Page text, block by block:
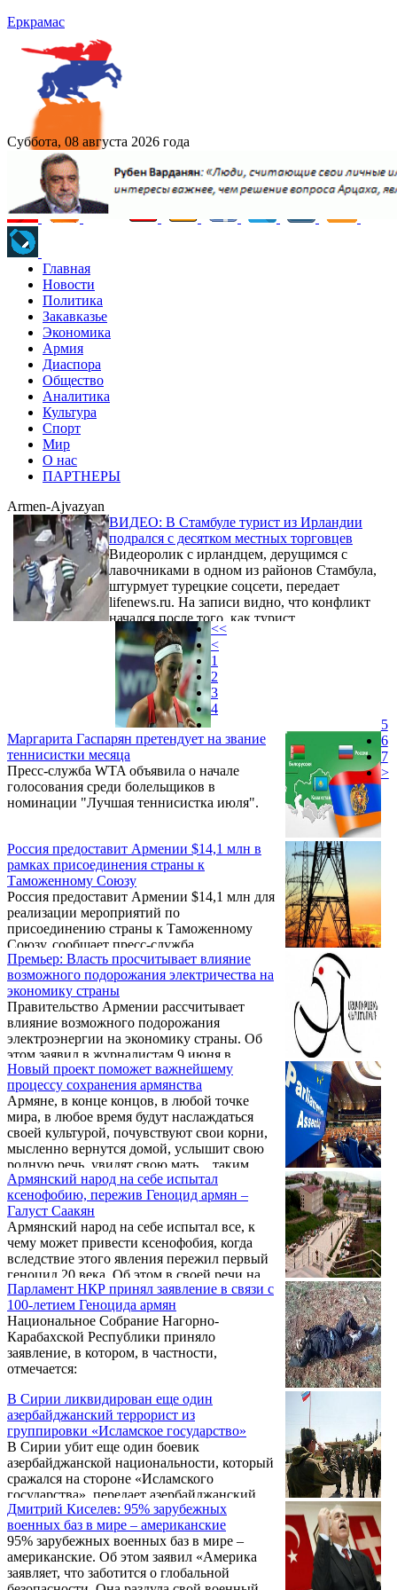
Еркрамас
Суббота, 08 августа 2026 года
Главная
Новости
Политика
Закавказье
Экономика
Армия
Диаспора
Общество
Аналитика
Культура
Спорт
Мир
О нас
ПАРТНЕРЫ
Armen-Ajvazyan
ВИДЕО: В Стамбуле турист из Ирландии
подрался с десятком местных торговцев
Видеоролик с ирландцем, дерущимся с
лавочниками в одном из районов Стамбула,
штурмует турецкие соцсети, передает
lifenews.ru. На записи видно, что конфликт
начался после того, как турист,
предположительно из Ирландии, случайно
задел в одном из местных магазинов
холодильник, из которого на пол
вывалились бутылки с водой. Это вызвало
недовольство торговцев, и конфликт
быстро перерос в уличную потасовку:
безоружного туриста начали бить палками,
стульями и другими предметами. Однако
мужчина не растерялся ...
Маргарита Гаспарян претендует на звание
теннисистки месяца
Пресс-служба WTA объявила о начале
голосования среди болельщиков в
номинации "Лучшая теннисистка июля".
Россия предоставит Армении $14,1 млн в
рамках присоединения страны к
Таможенному Союзу
Россия предоставит Армении $14,1 млн для
реализации мероприятий по
присоединению страны к Таможенному
Союзу, сообщает пресс-служба
Министерства финансов Армении.
Премьер: Власть просчитывает влияние
возможного подорожания электричества на
экономику страны
Правительство Армении рассчитывает
влияние возможного подорожания
электроэнергии на экономику страны. Об
этом заявил в журналистам 9 июня в
парламенте премьер-министр Овик
Абрамян.
Новый проект поможет важнейшему
процессу сохранения армянства
Армяне, в конце концов, в любой точке
мира, в любое время будут наслаждаться
своей культурой, почувствуют свои корни,
мысленно вернутся домой, услышит свою
родную речь, увидят свою мать…таким
образом, будет создана маленькая Армения,
за пределами Армении.
Армянский народ на себе испытал
ксенофобию, пережив Геноцид армян –
Галуст Саакян
Армянский народ на себе испытал все, к
чему может привести ксенофобия, когда
вследствие этого явления пережил первый
геноцид 20 века. Об этом в своей речи на
заседании Комиссии Парламентской
ассамблеи Совета Европы по правовым
вопросам и правам человека заявил
председатель Национального Собрания
Армении Галуст Саакян. «К сожалению, в
21-ом веке это явление давно в повестке
итоге перерастает в конфликты», - заявил
спикер парламента Армении.
Парламент НКР принял заявление в связи с
100-летием Геноцида армян
Национальное Собрание Нагорно-
Карабахской Республики приняло
заявление, в котором, в частности,
отмечается:
В Сирии ликвидирован еще один
азербайджанский террорист из
группировки «Исламское государство»
В Сирии убит еще один боевик
азербайджанской национальности, который
сражался на стороне «Исламского
государства», передает азербайджанский
портал «Хаккин.аз». Сообщается, что
ликвидированный террорист - 42-летний
Абдул Вахиде, уроженец Тертерского
района Азербайджана. Как отмечает портал,
в прокуратуре и управлении полиции
Дмитрий Киселев: 95% зарубежных
военных баз в мире – американские
95% зарубежных военных баз в мире –
американские. Об этом заявил «Америка
заявляет, что заботится о глобальной
<<
<
1
2
3
4
5
6
7
>